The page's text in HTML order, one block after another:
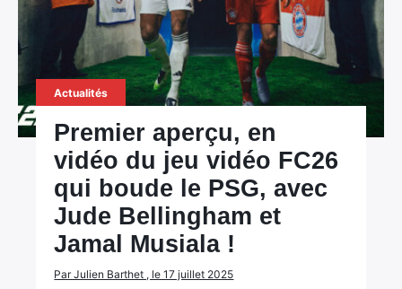
Actualités
Premier aperçu, en
vidéo du jeu vidéo FC26
qui boude le PSG, avec
Jude Bellingham et
Jamal Musiala !
Par Julien Barthet , le 17 juillet 2025